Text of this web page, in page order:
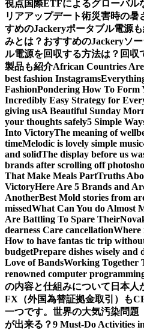
視点 国際ETFによるグローバル
リアアップデート術災害時の暑
すめのJackeryポータブル電源
みとは？おすすめのJackeryソ
ル電源を回収する方法は？回収
製品も紹介African Countries
best fashion Instagrams
FashionPondering How To Form
Incredibly Easy Strategy for
giving usA Beautiful Sunday
your thoughts safely5 Simple
Into VictoryThe meaning of
timeMelodic is lovely simple music
and solidThe display before us
brands after scrolling off
That Make Meals PartTruths
VictoryHere Are 5 Brands and
AnotherBest Mold stories from
missedWhat Can You do Almost
Are Battling To Spare Their
dearness Care cancellationWhere
How to have fantas tic trip
budgetPrepare dishes wisely and
Love of BandsWorking Together
renowned computer
の内容と仕組みについて 日本人
FX（外国為替証拠金取引）も
一つです。 世界の大気汚染問
が出来る？9 Must-Do Activities